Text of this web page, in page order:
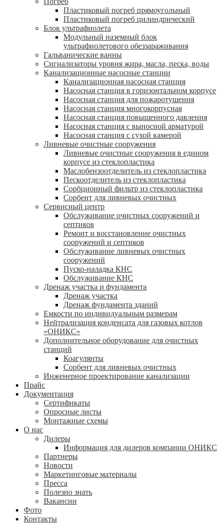
Пластиковый погреб прямоугольный
Пластиковый погреб цилиндрический
Блок ультрафиолета
Модульный наземный блок
ультрафиолетового обеззараживания
Гальванические ванны
Сигнализаторы уровня жира, масла, песка, воды
Канализационные насосные станции
Канализационная насосная станция
Насосная станция в горизонтальном корпусе
Насосная станция для пожаротушения
Насосная станция многокорпусная
Насосная станция повышенного давления
Насосная станция с выносной арматурой
Насосная станция с сухой камерой
Ливневые очистные сооружения
Ливневые очистные сооружения в едином
корпусе из стеклопластика
Маслобензоотделитель из стеклопластика
Пескоотделитель из стеклопластика
Сорбционный фильтр из стеклопластика
Сорбент для ливневых очистных
Сервисный центр
Обслуживание очистных сооружений и
септиков
Ремонт и восстановление очистных
сооружений и септиков
Обслуживание ливневых очистных
сооружений
Пуско-наладка КНС
Обслуживание КНС
Дренаж участка и фундамента
Дренаж участка
Дренаж фундамента зданий
Емкости по индивидуальным размерам
Нейтрализация конденсата для газовых котлов
«ОНИКС»
Дополнительное оборудование для очистных
станций
Коагулянты
Сорбент для ливневых очистных
Инженерное проектирование канализации
Прайс
Документация
Сертификаты
Опросные листы
Монтажные схемы
О нас
Дилеры
Информация для дилеров компании ОНИКС
Партнеры
Новости
Маркетинговые материалы
Пресса
Полезно знать
Вакансии
Фото
Контакты